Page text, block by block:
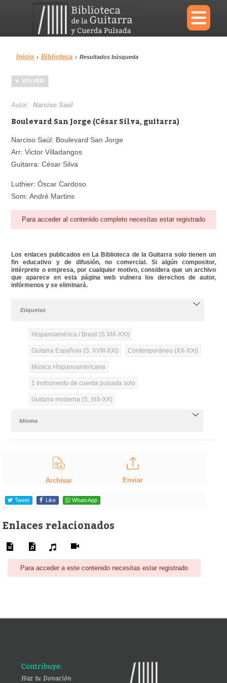
×
Menu
Biblioteca
Área personal
Inicio › Biblioteca › Resultados búsqueda
VOLVER
Autor:Narciso Saúl
Boulevard San Jorge (César Silva, guitarra)
Narciso Saúl: Boulevard San Jorge
Arr: Victor Villadangos
Guitarra: César Silva
Luthier: Óscar Cardoso
Som: André Martins
Para acceder al contenido completo necesitas estar registrado
Los enlaces publicados en La Biblioteca de la Guitarra solo tienen un
fin educativo y de difusión, no comercial. Si algún compositor,
intérprete o empresa, por cualquier motivo, considera que un archivo
que aparece en esta página web vulnera los derechos de autor,
infórmenos y se eliminará.
Etiquetas
Hispanoamérica / Brasil (S.XIX-XXI)
Guitarra Española (S. XVIII-XXI) Contemporáneo (XX-XXI)
Música Hispanoamericana
1 instrumento de cuerda pulsada solo
Guitarra moderna (S. XIX-XX)
Idioma
Archivar Enviar
Tweet Like WhatsApp
Enlaces relacionados
Para acceder a este contenido necesitas estar registrado
Contribuye:
Haz tu Donación